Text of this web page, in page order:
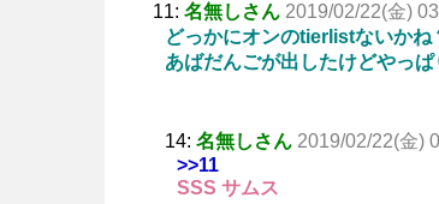
11: 名無しさん 2019/02/22(金)
どっかにオンのtierlistないかね
あばだんごが出したけどやっ
14: 名無しさん 2019/02/22(金)
>>11
SSS サムス